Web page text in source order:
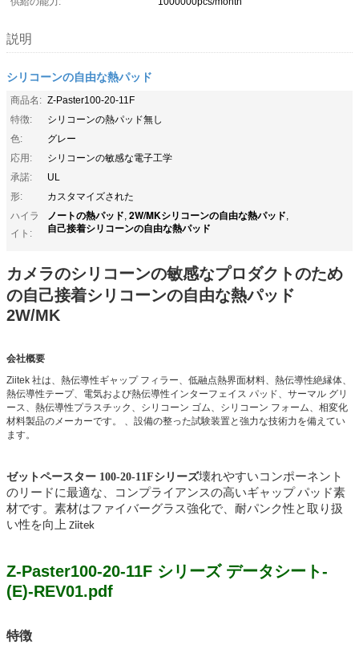
説明
シリコーンの自由な熱パッド
商品名: Z-Paster100-20-11F
特徴:
シリコーンの熱パッド無し
色:
グレー
応用:
シリコーンの敏感な電子工学
承諾:
UL
形:
カスタマイズされた
ハイラ
イト:
ノートの熱パッド, 2W/MKシリコーンの自由な熱パッド,
自己接着シリコーンの自由な熱パッド
カメラのシリコーンの敏感なプロダクトのため
の自己接着シリコーンの自由な熱パッド
2W/MK
会社概要
Ziitek 社は、熱伝導性ギャップ フィラー、低融点熱界面材料、熱伝導性絶縁体、
熱伝導性テープ、電気および熱伝導性インターフェイス パッド、サーマル グリ
ース、熱伝導性プラスチック、シリコーン ゴム、シリコーン フォーム、相変化
材料製品のメーカーです。 、設備の整った試験装置と強力な技術力を備えてい
ます。
ゼットペースター 100-20-11Fシリーズ壊れやすいコンポーネント
のリードに最適な、コンプライアンスの高いギャップ パッド素
材です。素材はファイバーグラス強化で、耐パンク性と取り扱
い性を向上 Ziitek
Z-Paster100-20-11F シリーズ データシート-
(E)-REV01.pdf
特徴